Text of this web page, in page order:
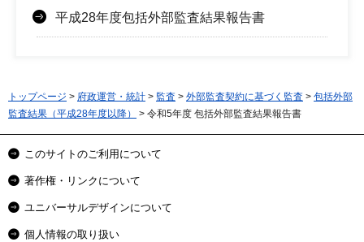
平成28年度包括外部監査結果報告書
トップページ > 府政運営・統計 > 監査 > 外部監査契約に基づく監査 > 包括外部
監査結果（平成28年度以降）
> 令和5年度 包括外部監査結果報告書
このサイトのご利用について
著作権・リンクについて
ユニバーサルデザインについて
個人情報の取り扱い